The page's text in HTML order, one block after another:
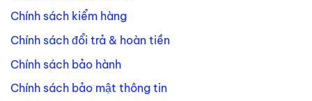
Chính sách kiểm hàng
Chính sách đổi trả & hoàn tiền
Chính sách bảo hành
Chính sách bảo mật thông tin